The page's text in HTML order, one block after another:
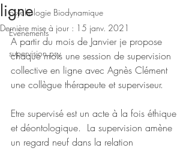
psychologie Biodynamique
Evénements
supervision psy
ligne
Dernière mise à jour : 15 janv. 2021
A partir du mois de Janvier je propose
chaque mois une session de supervision
collective en ligne avec Agnès Clément
une collègue thérapeute et superviseur.
Etre supervisé est un acte à la fois éthique
et déontologique.  La supervision amène
un regard neuf dans la relation